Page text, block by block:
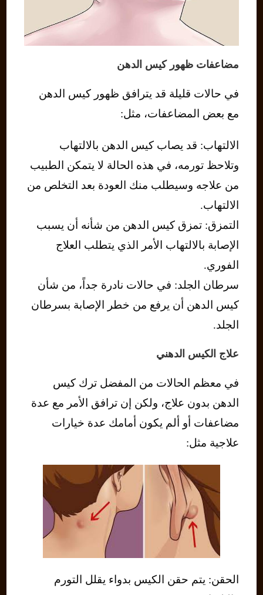
مضاعفات ظهور كيس الدهن
في حالات قليلة قد يترافق ظهور كيس الدهن
مع بعض المضاعفات، مثل:
الالتهاب: قد يصاب كيس الدهن بالالتهاب
وتلاحظ تورمه، في هذه الحالة لا يتمكن الطبيب
من علاجه وسيطلب منك العودة بعد التخلص من
الالتهاب.
التمزق: تمزق كيس الدهن من شأنه أن يسبب
الإصابة بالالتهاب الأمر الذي يتطلب العلاج
الفوري.
سرطان الجلد: في حالات نادرة جداً، من شأن
كيس الدهن أن يرفع من خطر الإصابة بسرطان
الجلد.
علاج الكيس الدهني
في معظم الحالات من المفضل ترك كيس
الدهن بدون علاج، ولكن إن ترافق الأمر مع عدة
مضاعفات أو ألم يكون أمامك عدة خيارات
علاجية مثل:
الحقن: يتم حقن الكيس بدواء يقلل التورم